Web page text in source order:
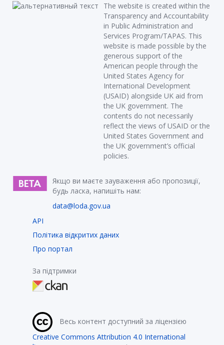
The website is created within the
Transparency and Accountability
in Public Administration and
Services Program/TAPAS. This
website is made possible by the
generous support of the
American people through the
United States Agency for
International Development
(USAID) alongside UK aid from
the UK government. The
contents do not necessarily
reflect the views of USAID or the
United States Government and
the UK government’s official
policies.
Якщо ви маєте зауваження або пропозиції,
будь ласка, напишіть нам:
data@loda.gov.ua
API
Політика відкритих даних
Про портал
За підтримки
Весь контент доступний за ліцензією
Creative Commons Attribution 4.0 International